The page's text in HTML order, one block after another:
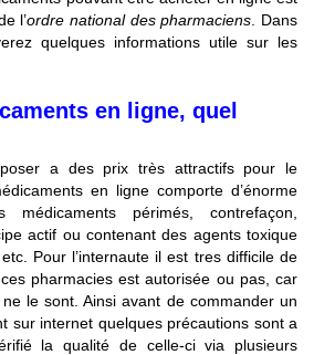
l’ordre national des pharmaciens. Dans
quelques informations utile sur les
en ligne, quel
a des prix très attractifs pour le
en ligne comporte d’énorme
périmés, contrefaçon,
actif ou contenant des agents toxique
Pour l’internaute il est tres difficile de
pharmacies est autorisée ou pas, car
ne le sont. Ainsi avant de commander un
sur internet quelques précautions sont a
la qualité de celle-ci via plusieurs